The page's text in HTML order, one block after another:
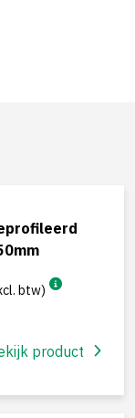
btw)
product